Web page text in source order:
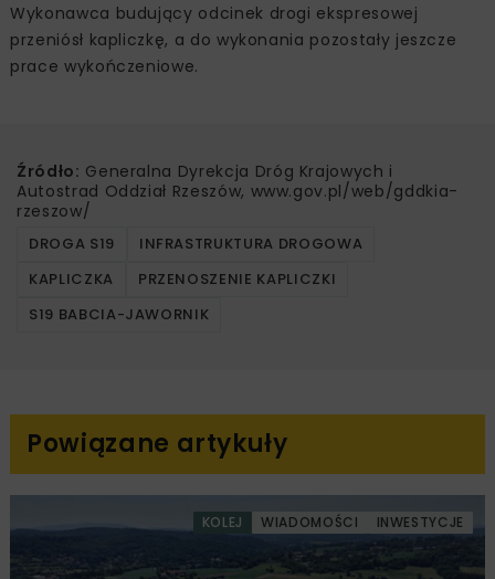
Wykonawca budujący odcinek drogi ekspresowej
przeniósł kapliczkę, a do wykonania pozostały jeszcze
prace wykończeniowe.
Źródło: Generalna Dyrekcja Dróg Krajowych i
Autostrad Oddział Rzeszów, www.gov.pl/web/gddkia-
rzeszow/
DROGA S19
INFRASTRUKTURA DROGOWA
KAPLICZKA
PRZENOSZENIE KAPLICZKI
S19 BABCIA-JAWORNIK
Powiązane artykuły
KOLEJ WIADOMOŚCI INWESTYCJE